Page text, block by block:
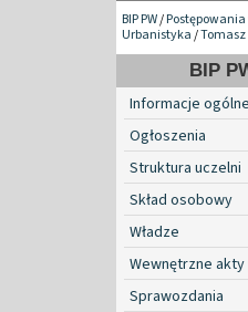
BIP PW/
Urbanistyka/
BIP
Informacje ogólne
Ogłoszenia
Struktura uczelni
Skład osobowy
Władze
Wewnętrzne
Sprawozdania